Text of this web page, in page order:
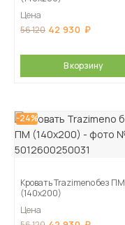
Цена
56 120 42 930
В корзину
-24%
Кровать Trazimeno без ПМ
(140х200)
Цена